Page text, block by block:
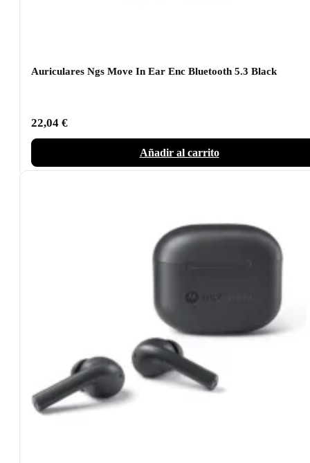
Auriculares Ngs Move In Ear Enc Bluetooth 5.3 Black
22,04 €
Añadir al carrito